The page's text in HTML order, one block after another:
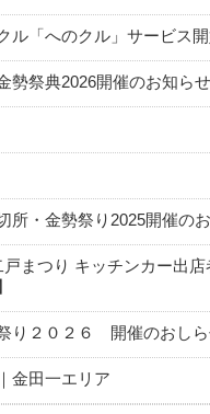
ル「へのクル」サービス開
勢祭典2026開催のお知らせ
所・金勢祭り2025開催の
まつり キッチンカー出
り２０２６ 開催のおし
金田一エリア